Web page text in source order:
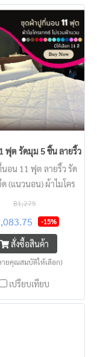
22 นิ้ว
ฟุต รัดมุม 5 ชิ้น ลายริ้ว
อน 11 ฟุต ลายริ้ว รัด
(แนวนอน) ผ้าไมโคร
แบบโรงแรม นุ่มลื่น
ลุมทุกความหนาที่นอน
สเย็น นอนสบาย
฿1,275
-15%
สั่งซื้อสินค้า
ยคุณสมบัติให้เลือก)
เปรียบเทียบ